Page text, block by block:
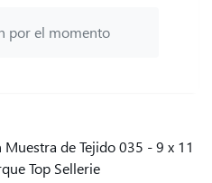
por el momento
de Tejido 035 - 9 x 11
Top Sellerie